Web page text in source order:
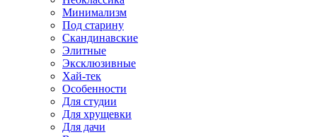
Минимализм
Под старину
Скандинавские
Элитные
Эксклюзивные
Хай-тек
Особенности
Для студии
Для хрущевки
Для дачи